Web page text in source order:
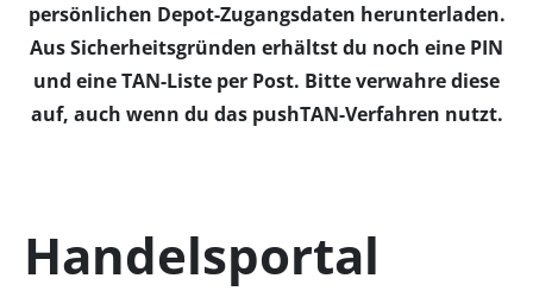
persönlichen Depot-Zugangsdaten herunterladen.
Aus Sicherheitsgründen erhältst du noch eine PIN
und eine TAN-Liste per Post. Bitte verwahre diese
auf, auch wenn du das pushTAN-Verfahren nutzt.
Handelsportal